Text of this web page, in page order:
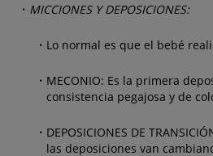
MICCIONES Y DEPOSICIONES:
Lo normal es que el bebé
MECONIO: Es la primera
consistencia pegajosa y de
DEPOSICIONES DE
las deposiciones van